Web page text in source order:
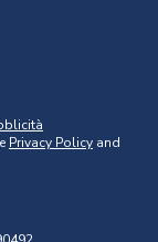
Privacy Policy and